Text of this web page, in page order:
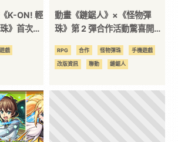
K-ON! 輕
》首次合
入即可
！
戲
動畫《鏈鋸人》×《怪物彈
珠》第 2 彈合作活動驚喜開
「真紀真」登場！合作轉蛋初
次 10 連免費抽！
RPG 合作 怪物彈珠 手機遊戲
改版資訊 聯動 鏈鋸人